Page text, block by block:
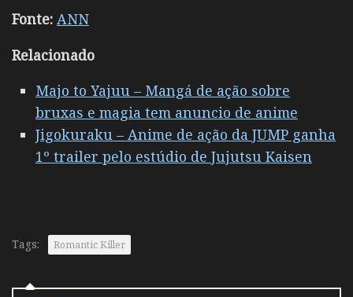
Fonte: ANN
Relacionado
Majo to Yajuu – Mangá de ação sobre
bruxas e magia tem anuncio de anime
Jigokuraku – Anime de ação da JUMP ganha
1º trailer pelo estúdio de Jujutsu Kaisen
Tags: Romantic Killer